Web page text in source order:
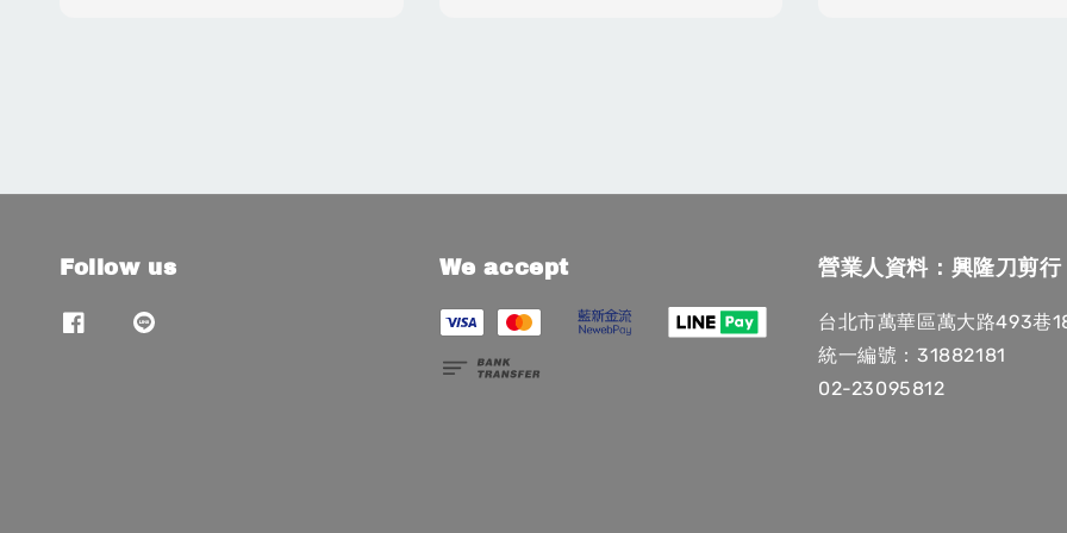
Follow us We accept 營業人資料：興隆刀剪行
台北市萬華區萬大路493巷
統一編號：31882181
02-23095812